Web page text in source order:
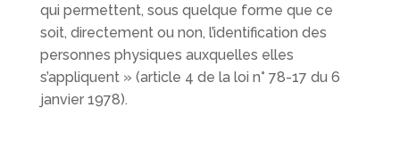
qui permettent, sous quelque forme que ce
soit, directement ou non, l’identification des
personnes physiques auxquelles elles
s’appliquent » (article 4 de la loi n° 78-17 du 6
janvier 1978).